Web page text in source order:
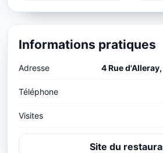
Informations pratiques
Adresse 4 Rue
Téléphone
Visites
Site du